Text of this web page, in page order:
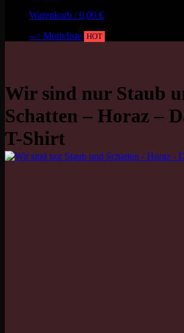
Warenkorb /0,00 €
--> Motivliste HOT
Wir sind nur Staub
Schatten – Horaz –
T-Shirt